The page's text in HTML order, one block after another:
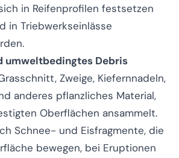
in Reifenprofilen festsetzen
in Triebwerkseinlässe
umweltbedingtes Debris
Zweige, Kiefernnadeln,
anderes pflanzliches Material,
Oberflächen ansammelt.
Schnee- und Eisfragmente, die
bewegen, bei Eruptionen